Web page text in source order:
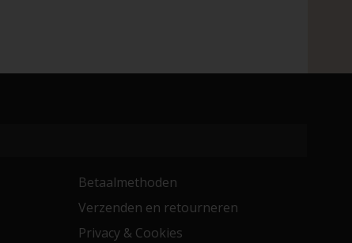
Betaalmethoden
Verzenden en retourneren
Privacy & Cookies